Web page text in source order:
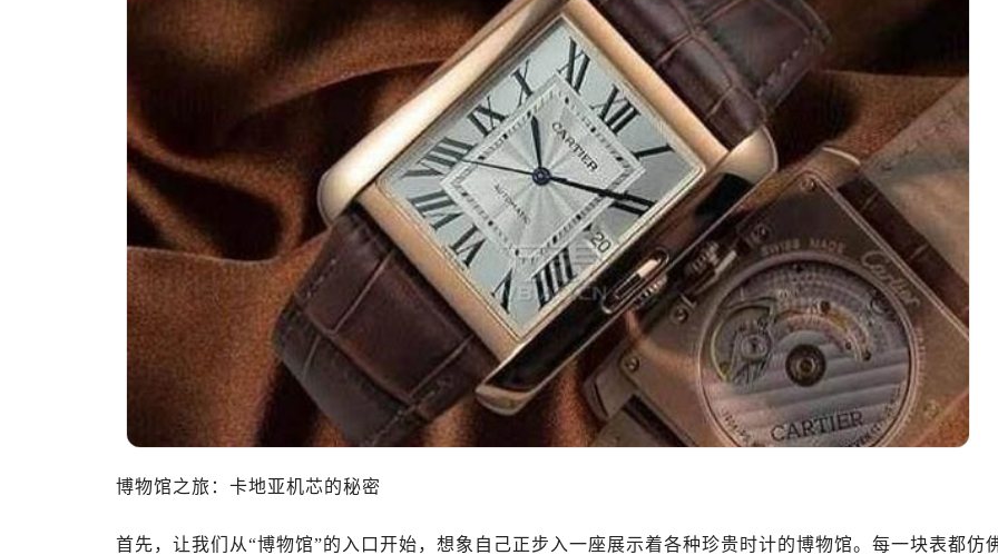
博物馆之旅：卡地亚机芯的秘密
首先，让我们从“博物馆”的入口开始，想象自己正步入一座展示着各种珍贵时计的博物馆。每一块表都仿